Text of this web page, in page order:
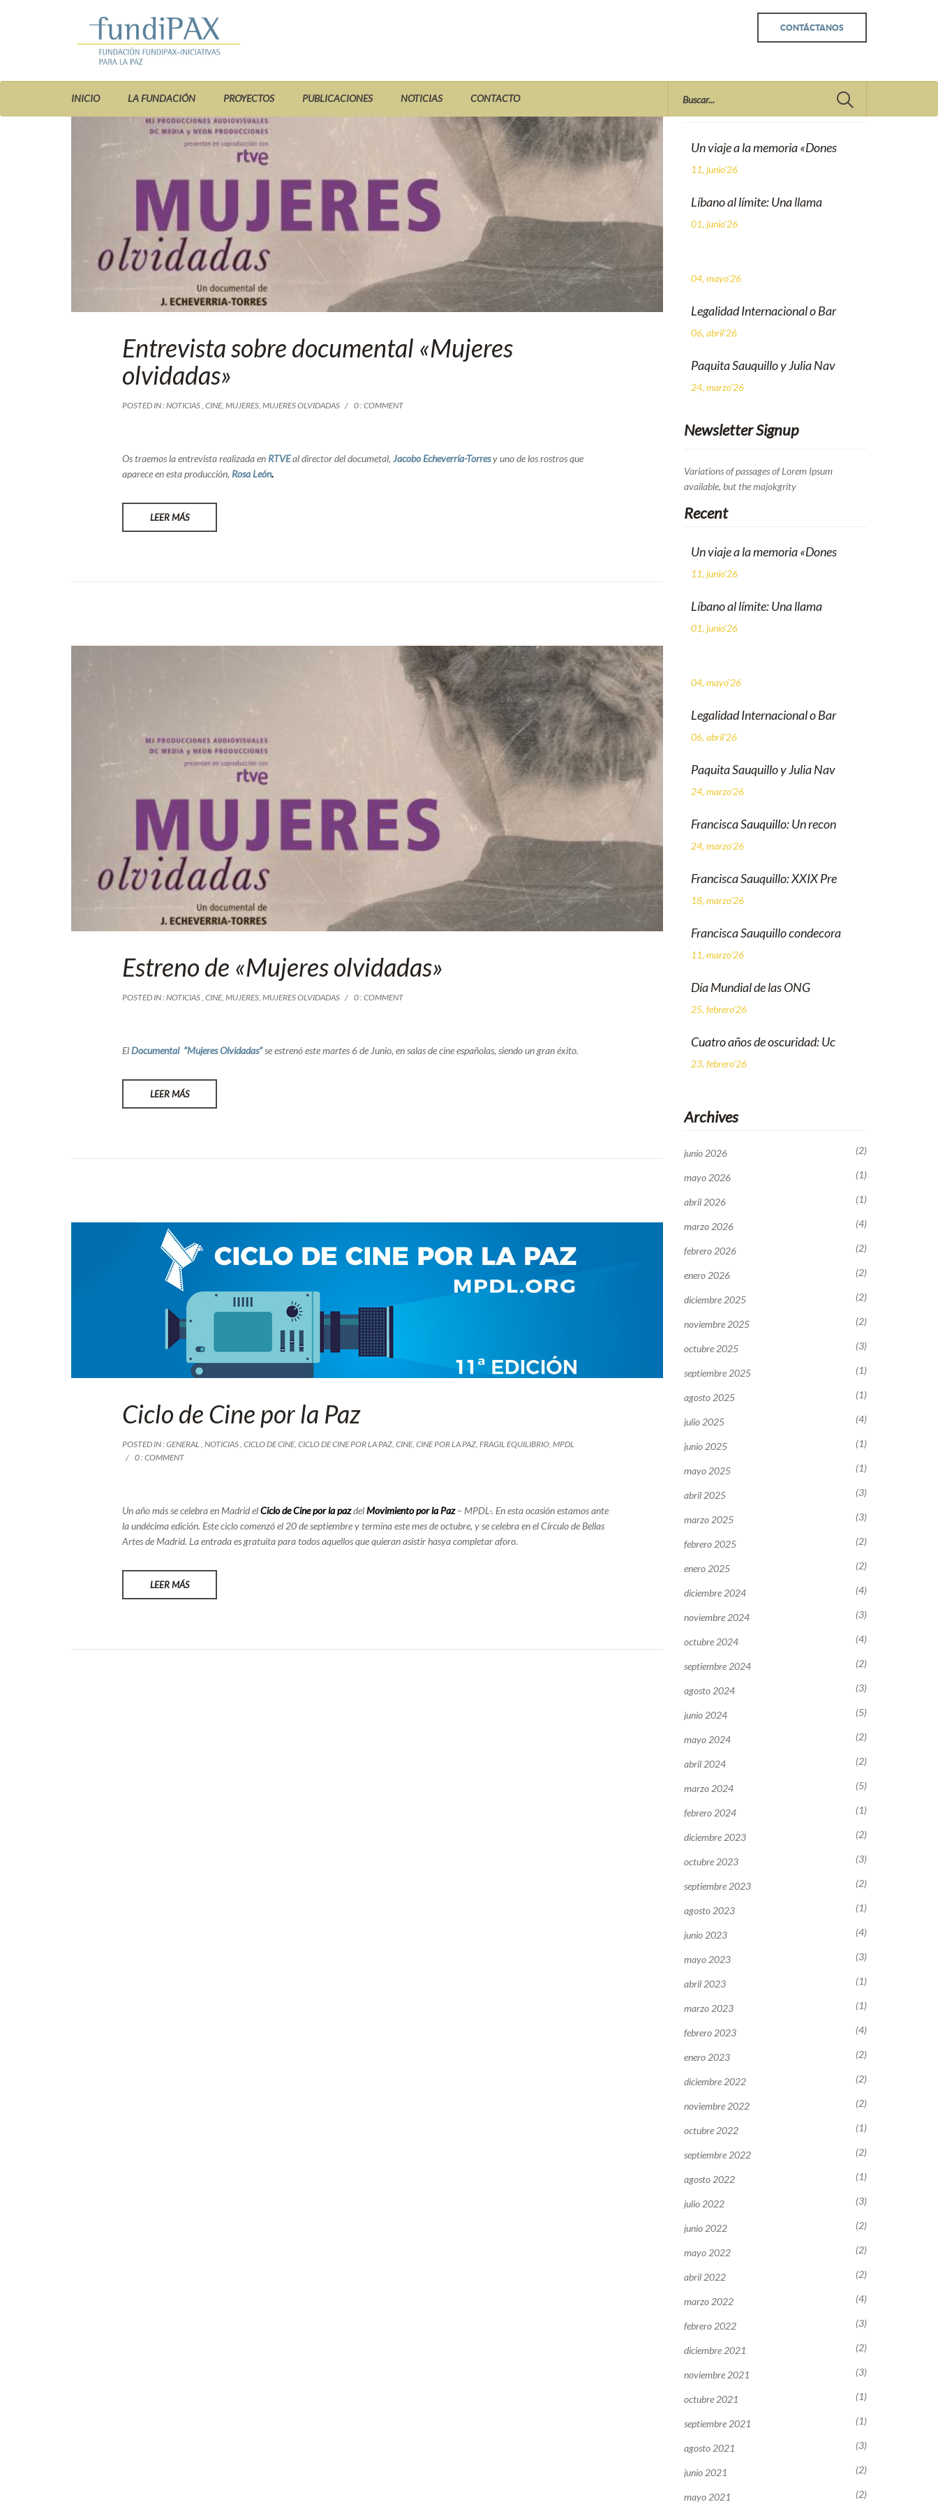
CONTÁCTANOS
INICIO LA FUNDACIÓN PROYECTOS PUBLICACIONES NOTICIAS CONTACTO
Entrevista sobre documental «Mujeres
olvidadas»
POSTED IN :NOTICIAS ,CINE,MUJERES ,MUJERES OLVIDADAS 0 : COMMENT
Os traemos la entrevista realizada en RTVEal director del documetal,Jacobo Echeverría-Torresy uno de los rostros que
aparece en esta producción, Rosa León.
LEER MÁS
Estreno de «Mujeres olvidadas»
POSTED IN :NOTICIAS,CINE,MUJERES,MUJERES OLVIDADAS 0 : COMMENT
ElDocumental “Mujeres Olvidadas”se estrenó este martes 6 de Junio, en salas de cine españolas, siendo un gran éxito.
LEER MÁS
Ciclo de Cine por la Paz
POSTED IN :GENERAL ,NOTICIAS,CICLO DE CINE,CICLO DE CINE POR LA PAZ,CINE,CINE POR LA PAZ,FRAGIL EQUILIBRIO,MPDL
0 : COMMENT
Un año más se celebra en Madrid elCiclo de Cine por la pazdelMovimiento por la Paz– MPDL-. En esta ocasión estamos ante
la undécima edición. Este ciclo comenzó el 20 de septiembre y termina este mes de octubre, y se celebra en elCírculo de Bellas
Artes de Madrid. La entrada es gratuita para todos aquellos que quieran asistir hasya completar aforo.
LEER MÁS
Recent
Un viaje a la memoria «Dones
11, junio'26
Líbano al límite: Una llama
01, junio'26
04, mayo'26
Legalidad Internacional o Bar
06, abril'26
Paquita Sauquillo y Julia Nav
24, marzo'26
Newsletter Signup
Variations of passages of Lorem Ipsum
available, but the majokgrity
Recent
Un viaje a la memoria «Dones
11, junio'26
Líbano al límite: Una llama
01, junio'26
04, mayo'26
Legalidad Internacional o Bar
06, abril'26
Paquita Sauquillo y Julia Nav
24, marzo'26
Francisca Sauquillo: Un recon
24, marzo'26
Francisca Sauquillo: XXIX Pre
18, marzo'26
Francisca Sauquillo condecora
11, marzo'26
Día Mundial de las ONG
25, febrero'26
Cuatro años de oscuridad: Uc
23, febrero'26
Archives
junio 2026 (2)
mayo 2026 (1)
abril 2026 (1)
marzo 2026 (4)
febrero 2026 (2)
enero 2026 (2)
diciembre 2025 (2)
noviembre 2025 (2)
octubre 2025 (3)
septiembre 2025 (1)
agosto 2025 (1)
julio 2025 (4)
junio 2025 (1)
mayo 2025 (1)
abril 2025 (3)
marzo 2025 (3)
febrero 2025 (2)
enero 2025 (2)
diciembre 2024 (4)
noviembre 2024 (3)
octubre 2024 (4)
septiembre 2024 (2)
agosto 2024 (3)
junio 2024 (5)
mayo 2024 (2)
abril 2024 (2)
marzo 2024 (5)
febrero 2024 (1)
diciembre 2023 (2)
octubre 2023 (3)
septiembre 2023 (2)
agosto 2023 (1)
junio 2023 (4)
mayo 2023 (3)
abril 2023 (1)
marzo 2023 (1)
febrero 2023 (4)
enero 2023 (2)
diciembre 2022 (2)
noviembre 2022 (2)
octubre 2022 (1)
septiembre 2022 (2)
agosto 2022 (1)
julio 2022 (3)
junio 2022 (2)
mayo 2022 (2)
abril 2022 (2)
marzo 2022 (4)
febrero 2022 (3)
diciembre 2021 (2)
noviembre 2021 (3)
octubre 2021 (1)
septiembre 2021 (1)
agosto 2021 (3)
junio 2021 (2)
mayo 2021 (2)